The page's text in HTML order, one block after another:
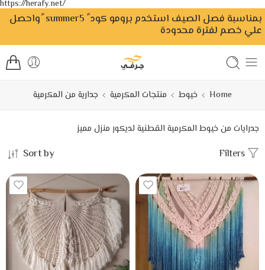
https://herafy.net/
بمناسبة فصل الصيف استخدم برومو كود ً summer5 ًواحصل
علي خصم لفترة محدودة
Home خيوط منتجات المكرمية جدارية من المكرمية
جدرايات من خيوط المكرمية القطنية لديكور منزل مميز
Sort by